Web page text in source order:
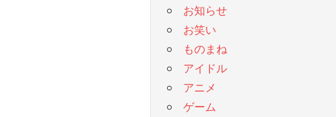
お知らせ
お笑い
ものまね
アイドル
アニメ
ゲーム